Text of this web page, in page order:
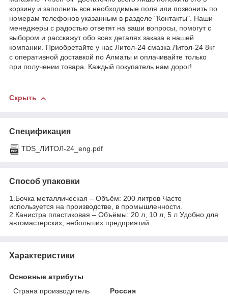
корзину и заполнить все необходимые поля или позвонить по
номерам телефонов указанным в разделе "Контакты". Наши
менеджеры с радостью ответят на ваши вопросы, помогут с
выбором и расскажут обо всех деталях заказа в нашей
компании. Приобретайте у нас Литол-24 смазка Литол-24 8кг
с оперативной доставкой по Алматы и оплачивайте только
при получении товара. Каждый покупатель нам дорог!
Скрыть
Спецификация
TDS_ЛИТОЛ-24_eng.pdf
Способ упаковки
1.Бочка металлическая – Объём: 200 литров Часто
используется на производстве, в промышленности.
2.Канистра пластиковая – Объёмы: 20 л, 10 л, 5 л Удобно для
автомастерских, небольших предприятий.
Характеристики
Основные атрибуты
Страна производитель
Россия